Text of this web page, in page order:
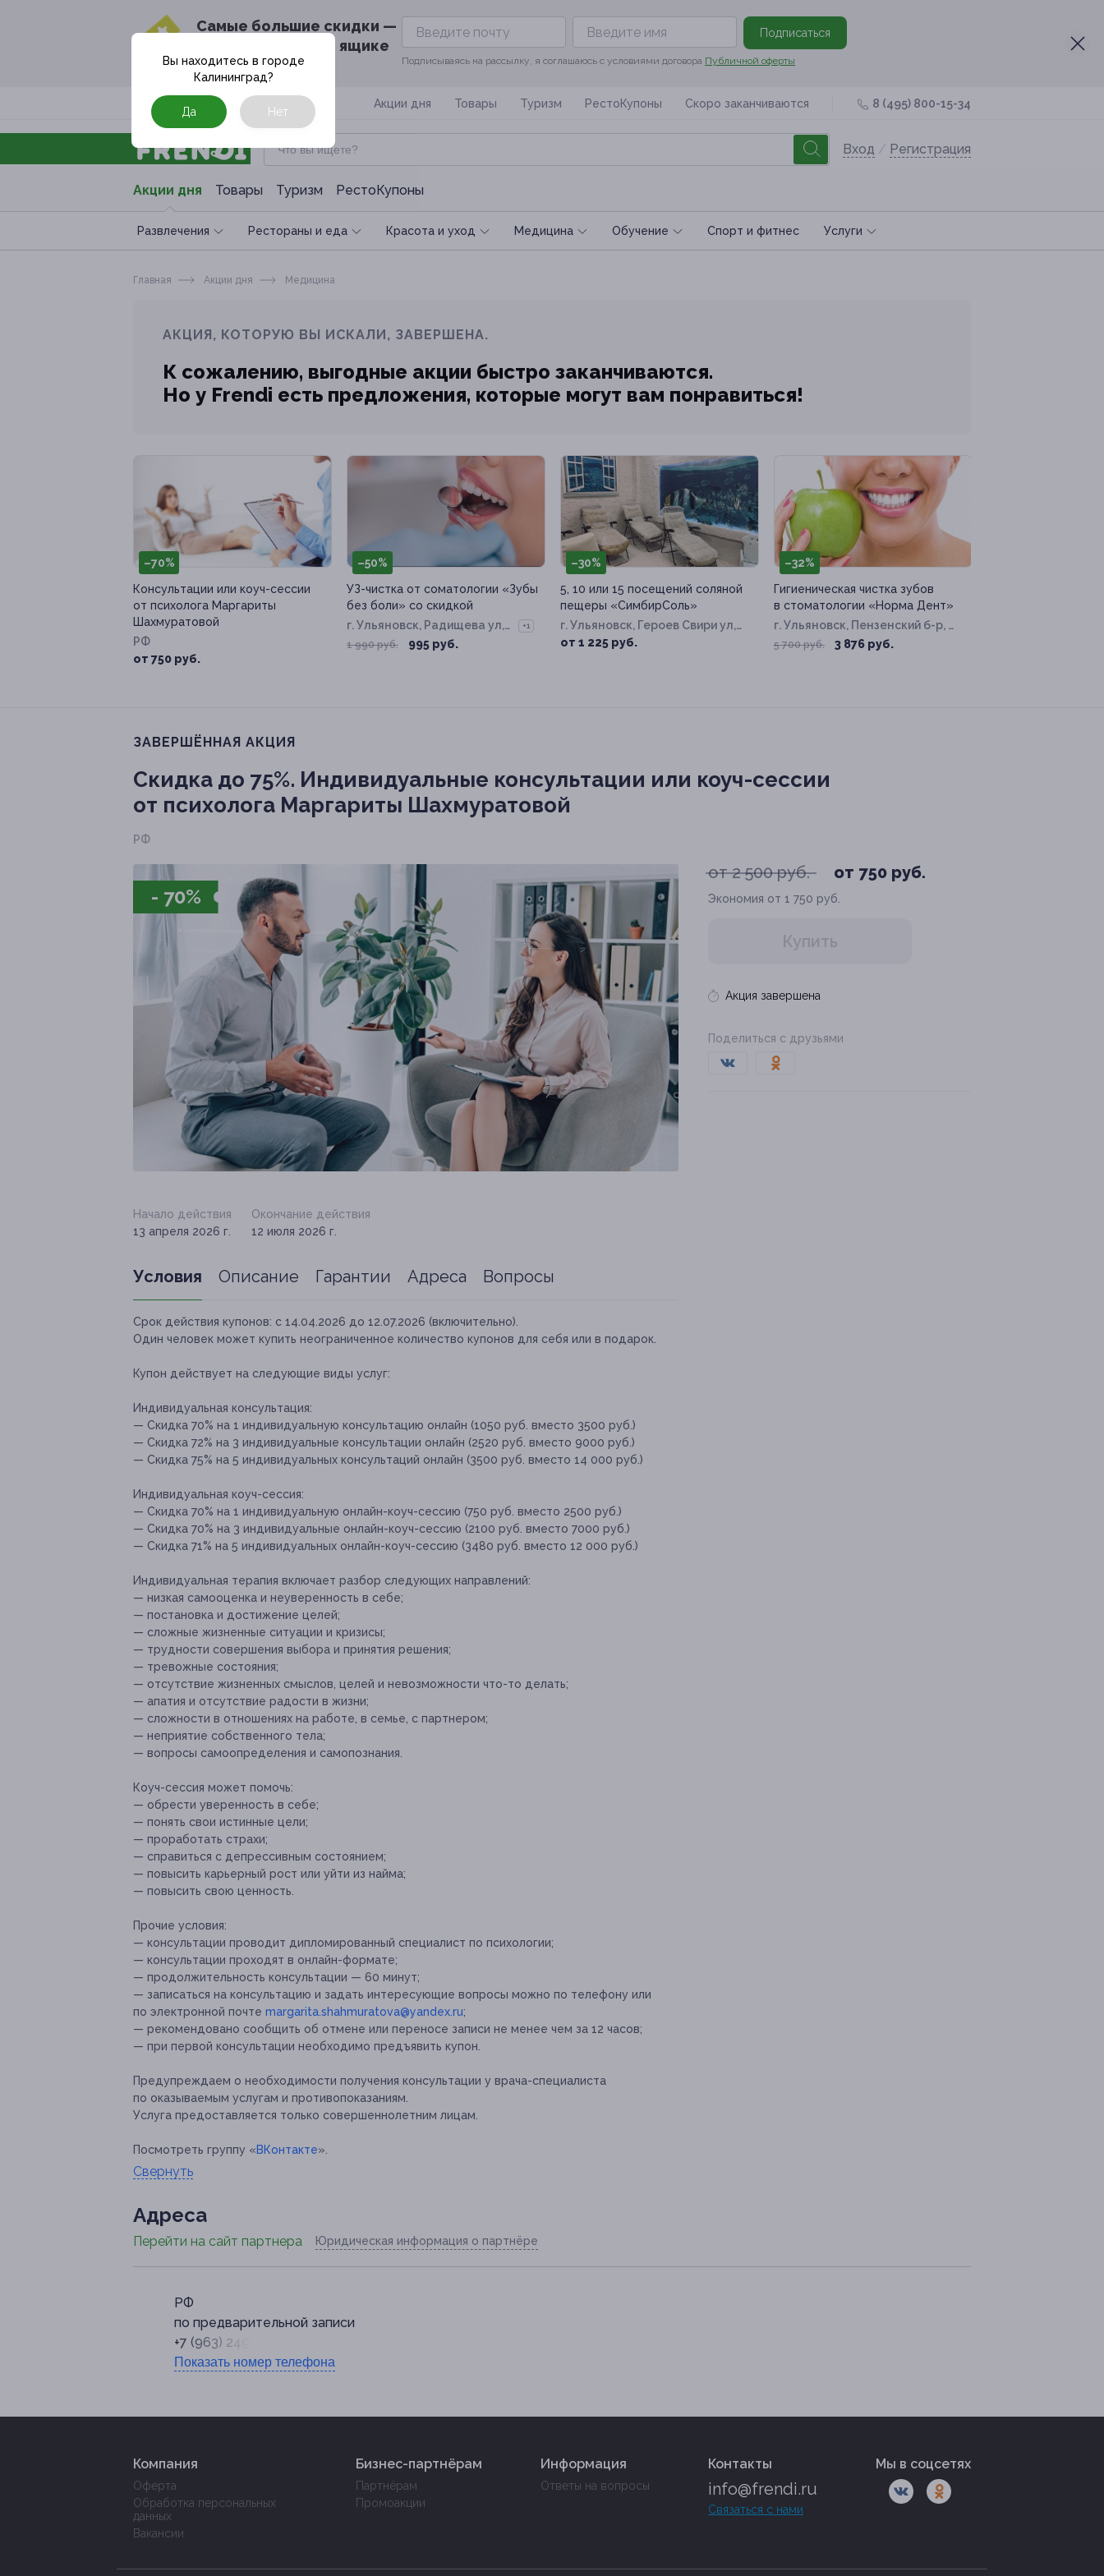
Cамые большие скидки —
в твоём почтовом ящике
Подписаться
Подписываясь на рассылку, я соглашаюсь с условиями договора Публичной оферты
Москва Акции дня Товары Туризм РестоКупоны Скоро заканчиваются 8 (495) 800-15-34
Вход / Регистрация
Акции дня Товары Туризм РестоКупоны
Развлечения Рестораны и еда Красота и уход Медицина Обучение Спoрт и фитнес Услуги
Вы находитесь в городе
Калининград?
Да Нет
Главная Акции дня Медицина
АКЦИЯ, КОТОРУЮ ВЫ ИСКАЛИ, ЗАВЕРШЕНА.
К сожалению, выгодные акции быстро заканчиваются.
Но у Frendi есть предложения, которые могут вам понравиться!
–70%
Консультации или коуч-сессии
от психолога Маргариты
Шахмуратовой
РФ
от 750 руб.
–50%
УЗ-чистка от соматологии «Зубы
без боли» со скидкой
г. Ульяновск, Радищева ул,
д. 53
+1
1 990 руб. 995 руб.
–30%
5, 10 или 15 посещений соляной
пещеры «СимбирСоль»
г. Ульяновск, Героев Свири ул,
д. 5а
от 1 225 руб.
–32%
Гигиеническая чистка зубов
в стоматологии «Норма Дент»
г. Ульяновск, Пензенский б-р, д.
14
5 700 руб. 3 876 руб.
ЗАВЕРШЁННАЯ АКЦИЯ
Скидка до 75%. Индивидуальные консультации или коуч-сессии
от психолога Маргариты Шахмуратовой
РФ
- 70%
от 2 500 руб. от 750 руб.
Экономия от 1 750 руб.
Купить
Акция завершена
Поделиться с друзьями
Начало действия
13 апреля 2026 г.
Окончание действия
12 июля 2026 г.
Условия Описание Гарантии Адреса Вопросы
Срок действия купонов: с 14.04.2026 до 12.07.2026 (включительно).
Один человек может купить неограниченное количество купонов для себя или в подарок.
Купон действует на следующие виды услуг:
Индивидуальная консультация:
— Скидка 70% на 1 индивидуальную консультацию онлайн (1050 руб. вместо 3500 руб.)
— Скидка 72% на 3 индивидуальные консультации онлайн (2520 руб. вместо 9000 руб.)
— Скидка 75% на 5 индивидуальных консультаций онлайн (3500 руб. вместо 14 000 руб.)
Индивидуальная коуч-сессия:
— Скидка 70% на 1 индивидуальную онлайн-коуч-сессию (750 руб. вместо 2500 руб.)
— Скидка 70% на 3 индивидуальные онлайн-коуч-сессию (2100 руб. вместо 7000 руб.)
— Скидка 71% на 5 индивидуальных онлайн-коуч-сессию (3480 руб. вместо 12 000 руб.)
Индивидуальная терапия включает разбор следующих направлений:
— низкая самооценка и неуверенность в себе;
— постановка и достижение целей;
— сложные жизненные ситуации и кризисы;
— трудности совершения выбора и принятия решения;
— тревожные состояния;
— отсутствие жизненных смыслов, целей и невозможности что-то делать;
— апатия и отсутствие радости в жизни;
— сложности в отношениях на работе, в семье, с партнером;
— неприятие собственного тела;
— вопросы самоопределения и самопознания.
Коуч-сессия может помочь:
— обрести уверенность в себе;
— понять свои истинные цели;
— проработать страхи;
— справиться с депрессивным состоянием;
— повысить карьерный рост или уйти из найма;
— повысить свою ценность.
Прочие условия:
— консультации проводит дипломированный специалист по психологии;
— консультации проходят в онлайн-формате;
— продолжительность консультации — 60 минут;
— записаться на консультацию и задать интересующие вопросы можно по телефону или
по электронной почте margarita.shahmuratova@yandex.ru;
— рекомендовано сообщить об отмене или переносе записи не менее чем за 12 часов;
— при первой консультации необходимо предъявить купон.
Предупреждаем о необходимости получения консультации у врача-специалиста
по оказываемым услугам и противопоказаниям.
Услуга предоставляется только совершеннолетним лицам.
Посмотреть группу «ВКонтакте».
Свернуть
Адресa
Перейти на сайт партнера Юридическая информация о партнёре
РФ
по предварительной записи
+7 (963) 249-66-10
Показать номер телефона
Компания
Оферта
Обработка персональных
данных
Вакансии
Бизнес-партнёрам
Партнёрам
Промоакции
Информация
Ответы на вопросы
Контакты
info@frendi.ru
Связаться с нами
Мы в соцсетях